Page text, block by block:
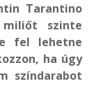
Tarantino
szinte
fel lehetne
ha úgy
színdarabot